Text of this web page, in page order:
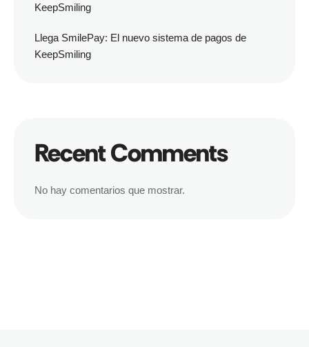
KeepSmiling
Llega SmilePay: El nuevo sistema de pagos de
KeepSmiling
Recent Comments
No hay comentarios que mostrar.